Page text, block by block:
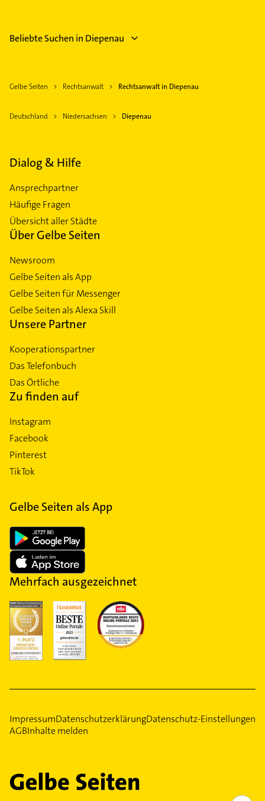
Beliebte Suchen in Diepenau
Gelbe Seiten Rechtsanwalt Rechtsanwalt in Diepenau
Deutschland Niedersachsen Diepenau
Dialog & Hilfe
Ansprechpartner
Häufige Fragen
Übersicht aller Städte
Über Gelbe Seiten
Newsroom
Gelbe Seiten als App
Gelbe Seiten für Messenger
Gelbe Seiten als Alexa Skill
Unsere Partner
Kooperationspartner
Das Telefonbuch
Das Örtliche
Zu finden auf
Instagram
Facebook
Pinterest
TikTok
Gelbe Seiten als App
Mehrfach ausgezeichnet
ImpressumDatenschutzerklärungDatenschutz-Einstellungen
AGBInhalte melden